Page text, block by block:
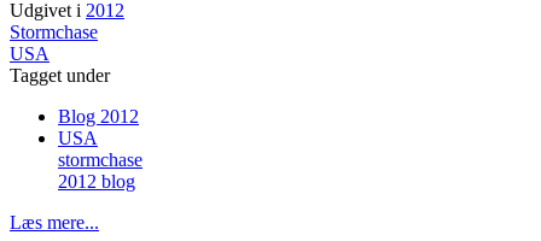
Udgivet i 2012
Stormchase
USA
Tagget under
Blog 2012
USA
stormchase
2012 blog
Læs mere...